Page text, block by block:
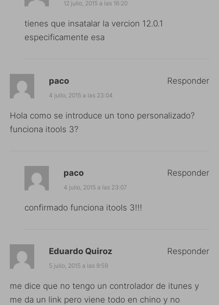
12 julio, 2015 a las 16:20
tienes que insatalar la vercion 12.0.1
especificamente esa
paco
4 julio, 2015 a las 23:04
Hola como se introduce un tono personalizado?
funciona itools 3?
Responder
paco
4 julio, 2015 a las 23:07
confirmado funciona itools 3!!!
Responder
Eduardo Quiroz
5 julio, 2015 a las 9:59
me dice que no tengo un controlador de itunes y
me da un link pero viene todo en chino y no
Responder